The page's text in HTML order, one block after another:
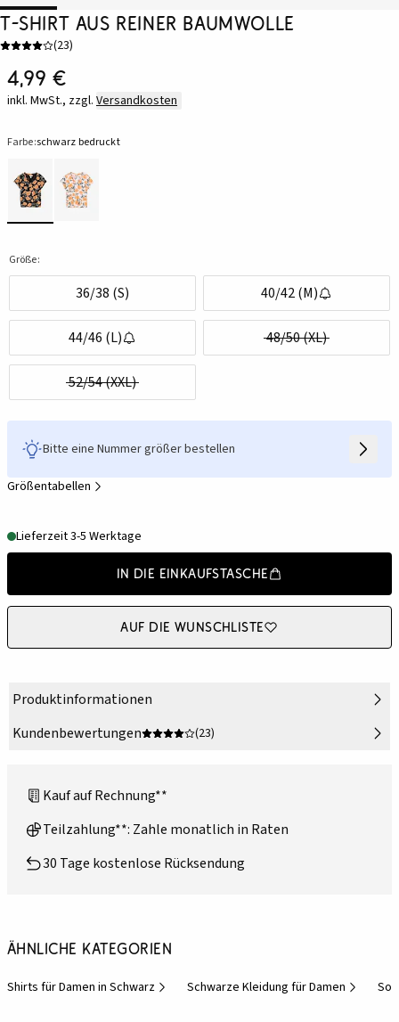
T-Shirt aus reiner Baumwolle
(23)
4,99 €
inkl. MwSt., zzgl. Versandkosten
Farbe:schwarz bedruckt
Größe:
36/38 (S) 40/42 (M)
44/46 (L) 48/50 (XL)
52/54 (XXL)
Bitte eine Nummer größer bestellen
Größentabellen
Lieferzeit 3-5 Werktage
In die Einkaufstasche
Auf die Wunschliste
Produktinformationen
Kundenbewertungen
(23)
Kauf auf Rechnung**
Teilzahlung**: Zahle monatlich in Raten
30 Tage kostenlose Rücksendung
Ähnliche Kategorien
Shirts für Damen in Schwarz Schwarze Kleidung für Damen